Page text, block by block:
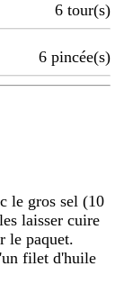
6 tour(s)
6 pincée(s)
le gros sel (10
laisser cuire
le paquet.
filet d'huile